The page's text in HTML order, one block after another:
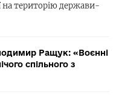
на територію держави-
Ращук: «Воєнні
спільного з